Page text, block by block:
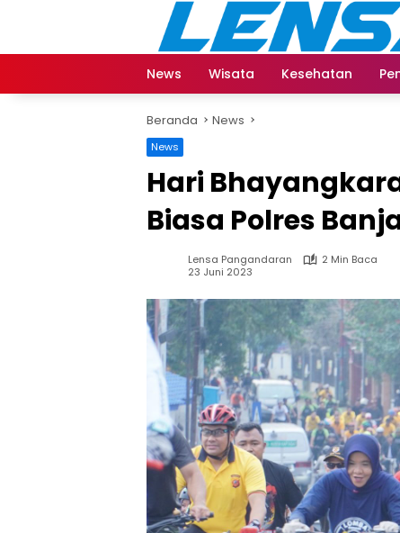
News
Wisata Kesehatan
Beranda News
News
Hari
Biasa Polres
Lensa Pangandaran
2 Min Baca
23 Juni 2023